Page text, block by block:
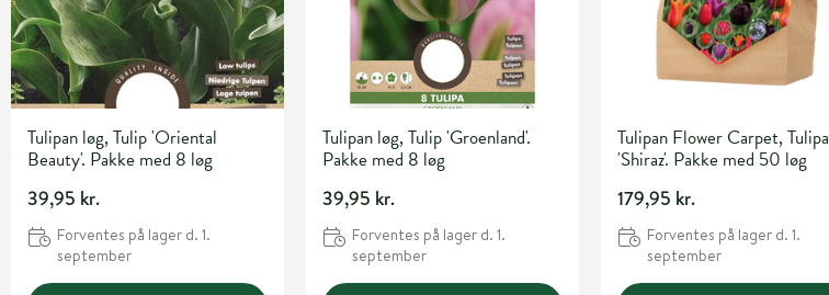
Tulipan løg, Tulip 'Oriental
Beauty'. Pakke med 8 løg
39,95 kr.
Forventes på lager d. 1.
september
Tulipan løg, Tulip 'Groenland'.
Pakke med 8 løg
39,95 kr.
Forventes på lager d. 1.
september
Tulipan Flower Carpet, Tulipa
'Shiraz'. Pakke med 50 løg
179,95 kr.
Forventes på lager d. 1.
september